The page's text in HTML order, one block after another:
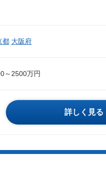
都 大阪府
～2500万円
詳しく見る